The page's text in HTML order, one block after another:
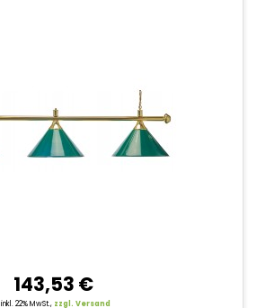
143,53 €
inkl. 22% MwSt., zzgl. Versand